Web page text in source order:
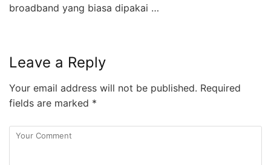
broadband yang biasa dipakai …
Leave a Reply
Your email address will not be published. Required
fields are marked *